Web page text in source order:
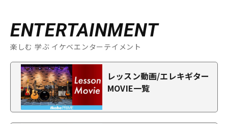
ENTERTAINMENT
楽しむ 学ぶ イケベエンターテイメント
レッスン動画/エレキギター
MOVIE一覧